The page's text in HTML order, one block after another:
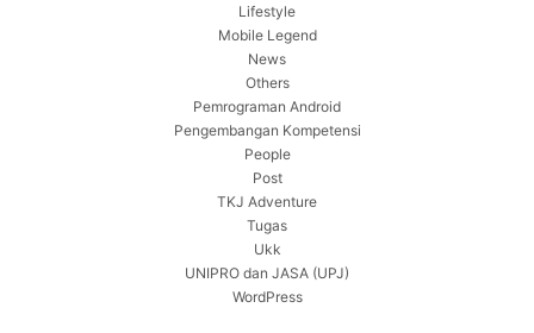
Lifestyle
Mobile Legend
News
Others
Pemrograman Android
Pengembangan Kompetensi
People
Post
TKJ Adventure
Tugas
Ukk
UNIPRO dan JASA (UPJ)
WordPress